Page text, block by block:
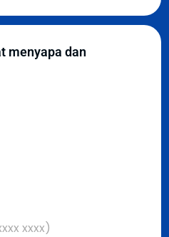
menyapa dan